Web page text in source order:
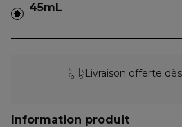
45mL
Livraison offerte
Information produit